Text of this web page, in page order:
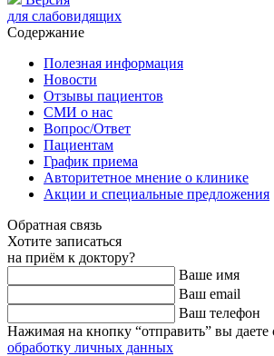
для слабовидящих
Содержание
Полезная информация
Новости
Отзывы пациентов
СМИ о нас
Вопрос/Ответ
Пациентам
График приема
Авторитетное мнение о клинике
Акции и специальные предложения
Обратная связь
Хотите записаться
на приём к доктору?
Ваше имя
Ваш email
Ваш телефон
Нажимая на кнопку “отправить” вы даете
обработку личных данных